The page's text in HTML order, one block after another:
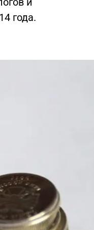
года.